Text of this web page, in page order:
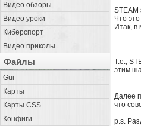
Видео обзоры
Видео уроки
Киберспорт
Видео приколы
Файлы
Gui
Карты
Карты CSS
Конфиги
STEAM
Что
Итак,
Т.е.,
этим
Далее
что
p.s.